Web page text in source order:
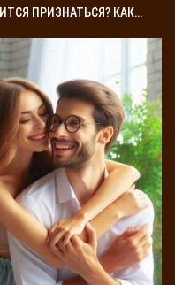
ПРИЗНАТЬСЯ? КАК…